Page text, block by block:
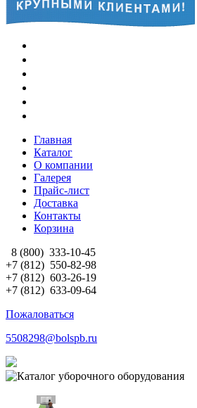
Главная
Каталог
О компании
Галерея
Прайс-лист
Доставка
Контакты
Корзина
8 (800) 333-10-45
+7 (812) 550-82-98
+7 (812) 603-26-19
+7 (812) 633-09-64
Пожаловаться
5508298@bolspb.ru